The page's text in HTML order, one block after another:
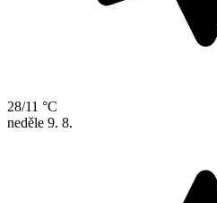
28/11 °C
neděle 9. 8.